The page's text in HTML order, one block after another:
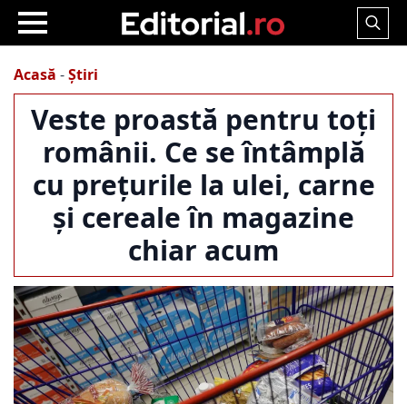
Search
Acasă -Știri
Veste proastă pentru toți
românii. Ce se întâmplă
cu prețurile la ulei, carne
și cereale în magazine
chiar acum